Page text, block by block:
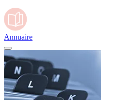
Annuaire